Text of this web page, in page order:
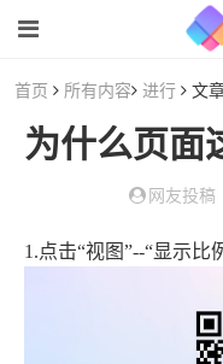
首页 所有内容 进行 文
网友投稿
1.点击“视图”--“显示比